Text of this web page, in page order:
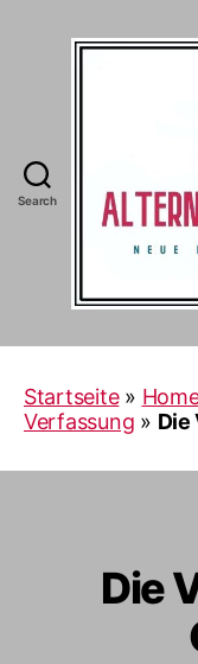
Search
Startseite»
Verfassung » Die
Die